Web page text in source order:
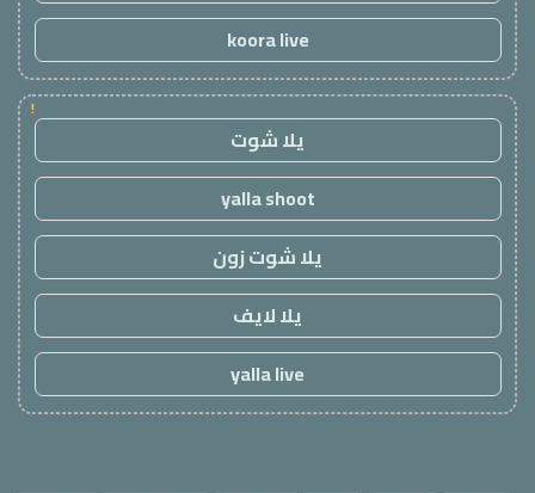
koora live
!
يلا شوت
yalla shoot
يلا شوت زون
يلا لايف
yalla live